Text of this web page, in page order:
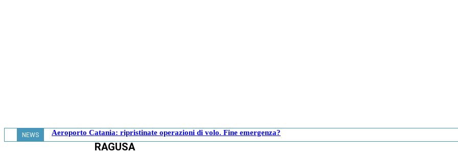
NEWS Aeroporto Catania: ripristinate operazioni di volo. Fine emergenza?
RAGUSA